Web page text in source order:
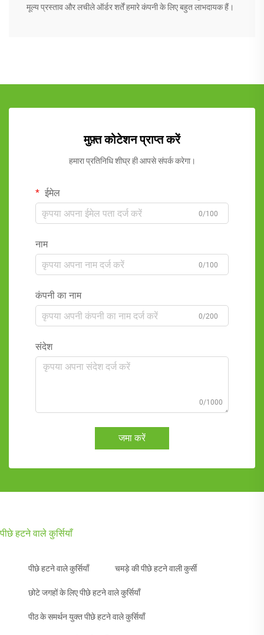
मूल्य प्रस्ताव और लचीले ऑर्डर शर्तें हमारे कंपनी के लिए बहुत लाभदायक हैं।
मुफ़्त कोटेशन प्राप्त करें
हमारा प्रतिनिधि शीघ्र ही आपसे संपर्क करेगा।
ईमेल
0/100
नाम
0/100
कंपनी का नाम
0/200
संदेश
0/1000
जमा करें
पीछे हटने वाले कुर्सियाँ
पीछे हटने वाले कुर्सियाँ चमड़े की पीछे हटने वाली कुर्सी
छोटे जगहों के लिए पीछे हटने वाले कुर्सियाँ
पीठ के समर्थन युक्त पीछे हटने वाले कुर्सियाँ